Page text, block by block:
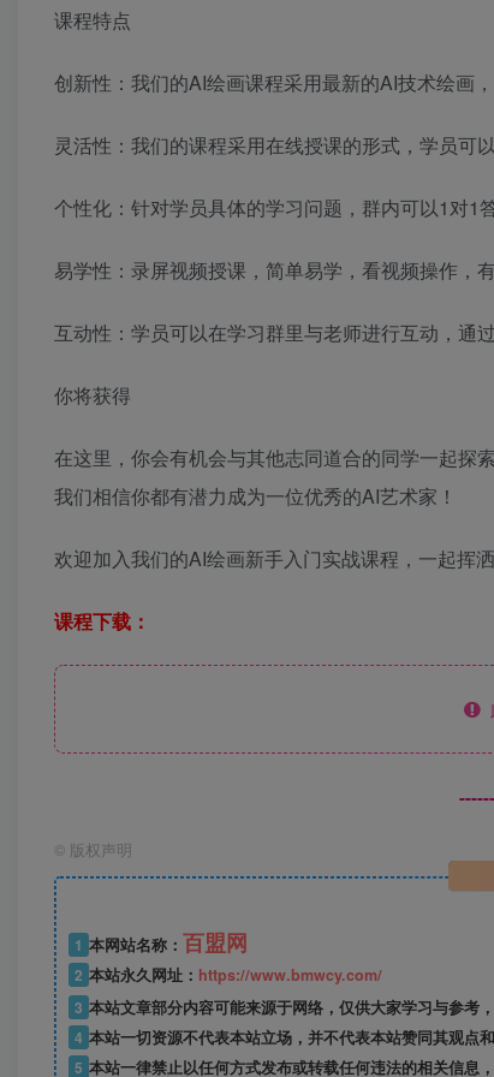
课程特点
创新性：我们的AI绘画课程采用最新的AI技术绘画
灵活性：我们的课程采用在线授课的形式，学员可
个性化：针对学员具体的学习问题，群内可以1对1
易学性：录屏视频授课，简单易学，看视频操作，
互动性：学员可以在学习群里与老师进行互动，通
你将获得
在这里，你会有机会与其他志同道合的同学一起探
我们相信你都有潜力成为一位优秀的AI艺术家！
欢迎加入我们的AI绘画新手入门实战课程，一起挥
课程下载：
© 版权声明
1 本网站名称： 百盟网
2 本站永久网址： https://www.bmwcy.com/
3 本站文章部分内容可能来源于网络，仅供大家学习与参考
4 本站一切资源不代表本站立场，并不代表本站赞同其观点
5 本站一律禁止以任何方式发布或转载任何违法的相关信息